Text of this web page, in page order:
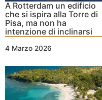
A Rotterdam un edificio
che si ispira alla Torre di
Pisa, ma non ha
intenzione di inclinarsi
4 Marzo 2026